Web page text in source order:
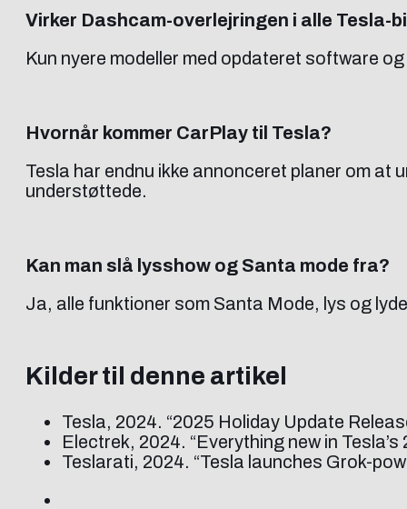
Virker Dashcam-overlejringen i alle Tesla-
Kun nyere modeller med opdateret software
Hvornår kommer CarPlay til Tesla?
Tesla har endnu ikke annonceret planer om
understøttede.
Kan man slå lysshow og Santa mode fra?
Ja, alle funktioner som Santa Mode, lys og
Kilder til denne artikel
Tesla, 2024. “2025 Holiday Update
Electrek, 2024. “Everything new in
Teslarati, 2024. “Tesla launches Grok-